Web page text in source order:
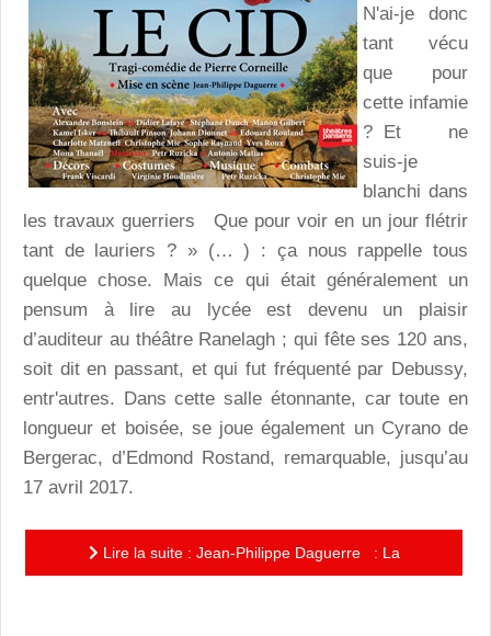
N'ai-je donc
tant vécu
que pour
cette infamie
? Et ne
suis-je
blanchi dans
les travaux guerriers Que pour voir en un jour flétrir
tant de lauriers ? » (… ) : ça nous rappelle tous
quelque chose. Mais ce qui était généralement un
pensum à lire au lycée est devenu un plaisir
d’auditeur au théâtre Ranelagh ; qui fête ses 120 ans,
soit dit en passant, et qui fut fréquenté par Debussy,
entr'autres. Dans cette salle étonnante, car toute en
longueur et boisée, se joue également un Cyrano de
Bergerac, d’Edmond Rostand, remarquable, jusqu’au
17 avril 2017.
Lire la suite : Jean-Philippe Daguerre : La